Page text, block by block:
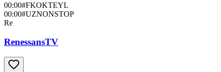
00:00#FKOKTEYL
00:00#UZNONSTOP
Re
RenessansTV